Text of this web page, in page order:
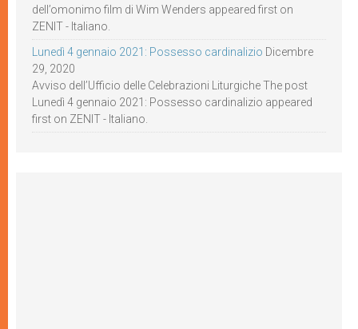
dell’omonimo film di Wim Wenders appeared first on
ZENIT - Italiano.
Lunedì 4 gennaio 2021: Possesso cardinalizio Dicembre
29, 2020
Avviso dell’Ufficio delle Celebrazioni Liturgiche The post
Lunedì 4 gennaio 2021: Possesso cardinalizio appeared
first on ZENIT - Italiano.